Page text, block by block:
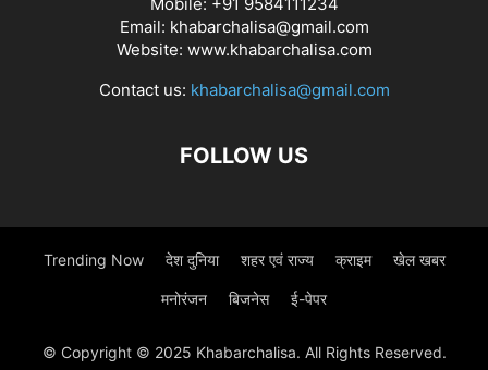
Email: khabarchalisa@gmail.com
Website: www.khabarchalisa.com
Contact us: khabarchalisa@gmail.com
FOLLOW US
Trending Now देश दुनिया शहर एवं राज्य क्राइम खेल खबर
मनोरंजन बिजनेस ई-पेपर
© Copyright © 2025 Khabarchalisa. All Rights Reserved.